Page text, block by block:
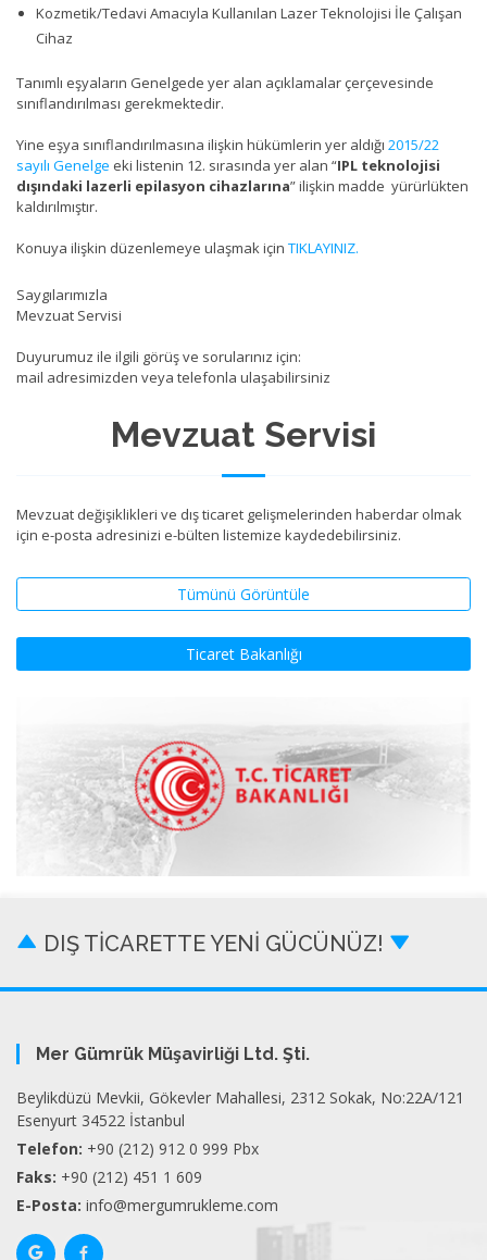
Mevzuat Servisi
Mevzuat değişiklikleri ve dış ticaret gelişmelerinden haberdar olmak
için e-posta adresinizi e-bülten listemize kaydedebilirsiniz.
Tümünü Görüntüle
Ticaret Bakanlığı
Kozmetik/Tedavi Amacıyla Kullanılan Lazer Teknolojisi İle Çalışan
Cihaz
Tanımlı eşyaların Genelgede yer alan açıklamalar çerçevesinde
sınıflandırılması gerekmektedir.
Yine eşya sınıflandırılmasına ilişkin hükümlerin yer aldığı 2015/22
sayılı Genelge eki listenin 12. sırasında yer alan “IPL teknolojisi
dışındaki lazerli epilasyon cihazlarına” ilişkin madde yürürlükten
kaldırılmıştır.
Konuya ilişkin düzenlemeye ulaşmak için TIKLAYINIZ.
Saygılarımızla
Mevzuat Servisi
Duyurumuz ile ilgili görüş ve sorularınız için:
mail adresimizden veya telefonla ulaşabilirsiniz
DIŞ TİCARETTE YENİ GÜCÜNÜZ!
Mer Gümrük Müşavirliği Ltd. Şti.
Beylikdüzü Mevkii, Gökevler Mahallesi, 2312 Sokak, No:22A/121
Esenyurt 34522 İstanbul
Telefon: +90 (212) 912 0 999 Pbx
Faks: +90 (212) 451 1 609
E-Posta: info@mergumrukleme.com